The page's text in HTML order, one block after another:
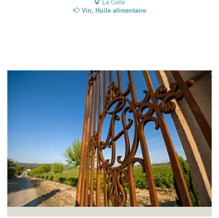
La Celle
Vin, Huile alimentaire